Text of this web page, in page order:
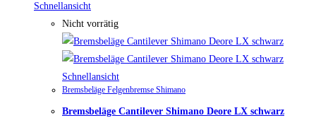
Schnellansicht
Nicht vorrätig
Schnellansicht
Bremsbeläge Felgenbremse Shimano
Bremsbeläge Cantilever Shimano Deore LX schwarz